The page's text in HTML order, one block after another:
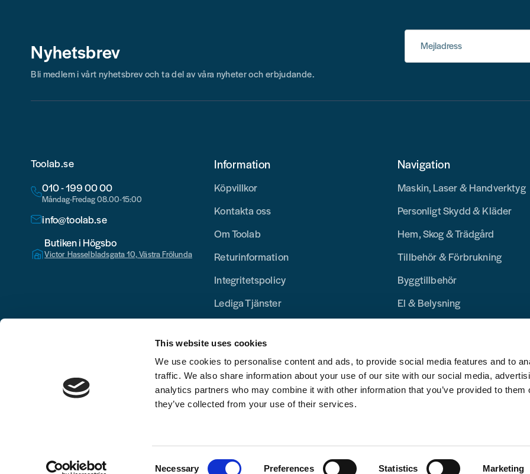
This website uses cookies
We use cookies to personalise content and ads, to provide social media features and to
traffic. We also share information about your use of our site with our social media,
analytics partners who may combine it with other information that you’ve provided to them
they’ve collected from your use of their services.
Necessary Preferences Statistics Marketing
Nyhetsbrev Mejladress
Bli medlem i vårt nyhetsbrev och ta del av våra nyheter och erbjudande.
Toolab.se
010 - 199 00 00
Måndag-Fredag 08.00-15:00
info@toolab.se
Butiken i Högsbo
Victor Hasselbladsgata 10, Västra Frölunda
Information
Köpvillkor
Kontakta oss
Om Toolab
Returinformation
Integritetspolicy
Lediga Tjänster
Navigation
Maskin, Laser & Handverktyg
Personligt Skydd & Kläder
Hem, Skog & Trädgård
Tillbehör & Förbrukning
Byggtillbehör
El & Belysning